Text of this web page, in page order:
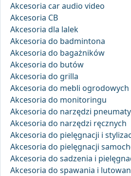
Akcesoria car audio video
Akcesoria CB
Akcesoria dla lalek
Akcesoria do badmintona
Akcesoria do bagażników
Akcesoria do butów
Akcesoria do grilla
Akcesoria do mebli ogrodowych
Akcesoria do monitoringu
Akcesoria do narzędzi
Akcesoria do narzędzi ręcznych
Akcesoria do pielęgnacji i
Akcesoria do pielęgnacji
Akcesoria do sadzenia i
Akcesoria do spawania i